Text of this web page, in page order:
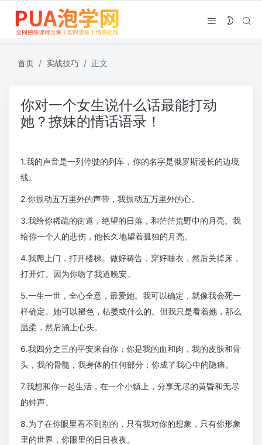
首页 实战技巧 正文
你对一个女生说什么话最能打动
她？撩妹的情话语录！
1.我的声音是一列停驶的列车，你的名字是俄罗斯漫长的边境
线。
2.你振动五万里外的声带，我振动五万里外的心。
3.我给你稀疏的街道，绝望的日落，和茫茫荒野中的月亮。我
给你一个人的悲伤，他长久地望着孤独的月亮。
4.我爬上门，打开楼梯。做好祷告，穿好睡衣，然后关掉床，
打开灯。因为你吻了我道晚安。
5.一生一世，全心全意，最爱她。我可以确定，就像我会死一
样确定。她可以褪色，枯萎或什么的。但我只是看着她，那么
温柔，然后涌上心头。
6.我四分之三的平安来自你；你是我的血和肉，我的皮肤和骨
头，我的骨髓，我身体的任何部分；你成了我心中的隐痛。
7.我想和你一起生活，在一个小镇上，分享无尽的黄昏和无尽
的钟声。
8.为了在你眼里看不到别的，只有我对你的想象，只有你形象
里的世界，你眼里的日日夜夜。